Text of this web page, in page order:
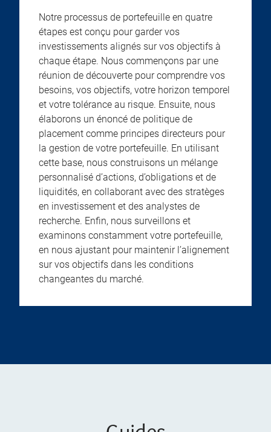
Notre processus de portefeuille en quatre
étapes est conçu pour garder vos
investissements alignés sur vos objectifs à
chaque étape. Nous commençons par une
réunion de découverte pour comprendre vos
besoins, vos objectifs, votre horizon temporel
et votre tolérance au risque. Ensuite, nous
élaborons un énoncé de politique de
placement comme principes directeurs pour
la gestion de votre portefeuille. En utilisant
cette base, nous construisons un mélange
personnalisé d’actions, d’obligations et de
liquidités, en collaborant avec des stratèges
en investissement et des analystes de
recherche. Enfin, nous surveillons et
examinons constamment votre portefeuille,
en nous ajustant pour maintenir l’alignement
sur vos objectifs dans les conditions
changeantes du marché.